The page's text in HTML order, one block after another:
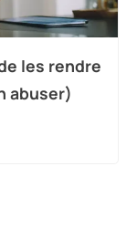
les rendre
abuser)